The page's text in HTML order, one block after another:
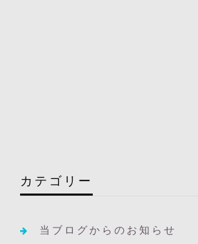
カテゴリー
当ブログからのお知らせ